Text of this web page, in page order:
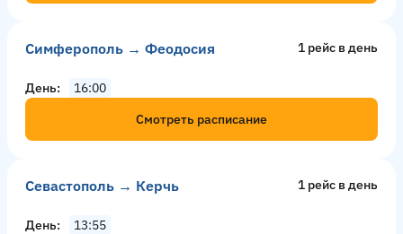
Симферополь → Феодосия 1 рейс в день
День
16:00
Смотреть расписание
Севастополь → Керчь 1 рейс в день
День
13:55